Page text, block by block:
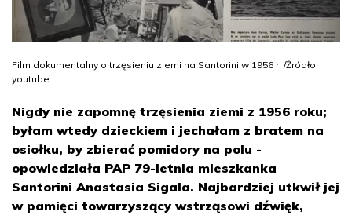
Film dokumentalny o trzęsieniu ziemi na Santorini w 1956 r. /Źródło:
youtube
Nigdy nie zapomnę trzęsienia ziemi z 1956 roku;
byłam wtedy dzieckiem i jechałam z bratem na
osiołku, by zbierać pomidory na polu -
opowiedziała PAP 79-letnia mieszkanka
Santorini Anastasia Sigala. Najbardziej utkwił jej
w pamięci towarzyszący wstrząsowi dźwięk,